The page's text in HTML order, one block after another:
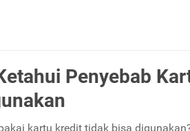
Penyebab
kartu kredit tidak bisa